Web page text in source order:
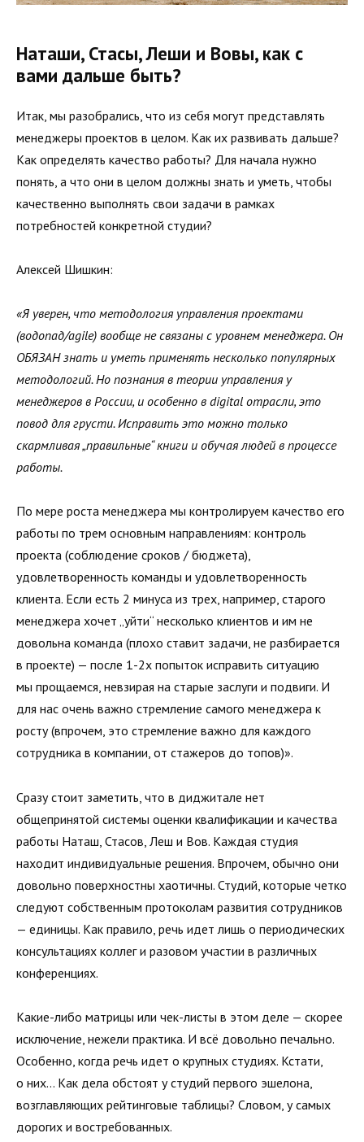
Наташи, Стасы, Леши и Вовы, как с
вами дальше быть?
Итак, мы разобрались, что из себя могут представлять
менеджеры проектов в целом. Как их развивать дальше?
Как определять качество работы? Для начала нужно
понять, а что они в целом должны знать и уметь, чтобы
качественно выполнять свои задачи в рамках
потребностей конкретной студии?
Алексей Шишкин:
«Я уверен, что методология управления проектами
(водопад/agile) вообще не связаны с уровнем менеджера. Он
ОБЯЗАН знать и уметь применять несколько популярных
методологий. Но познания в теории управления у
менеджеров в России, и особенно в digital отрасли, это
повод для грусти. Исправить это можно только
скармливая „правильные“ книги и обучая людей в процессе
работы.
По мере роста менеджера мы контролируем качество его
работы по трем основным направлениям: контроль
проекта (соблюдение сроков / бюджета),
удовлетворенность команды и удовлетворенность
клиента. Если есть 2 минуса из трех, например, старого
менеджера хочет „уйти“ несколько клиентов и им не
довольна команда (плохо ставит задачи, не разбирается
в проекте) — после 1-2х попыток исправить ситуацию
мы прощаемся, невзирая на старые заслуги и подвиги. И
для нас очень важно стремление самого менеджера к
росту (впрочем, это стремление важно для каждого
сотрудника в компании, от стажеров до топов)».
Сразу стоит заметить, что в диджитале нет
общепринятой системы оценки квалификации и качества
работы Наташ, Стасов, Леш и Вов. Каждая студия
находит индивидуальные решения. Впрочем, обычно они
довольно поверхностны хаотичны. Студий, которые четко
следуют собственным протоколам развития сотрудников
— единицы. Как правило, речь идет лишь о периодических
консультациях коллег и разовом участии в различных
конференциях.
Какие-либо матрицы или чек-листы в этом деле — скорее
исключение, нежели практика. И всё довольно печально.
Особенно, когда речь идет о крупных студиях. Кстати,
о них… Как дела обстоят у студий первого эшелона,
возглавляющих рейтинговые таблицы? Словом, у самых
дорогих и востребованных.